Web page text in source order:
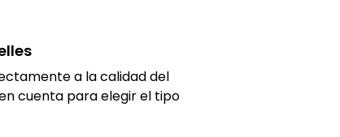
a la calidad del
cuenta para elegir el tipo